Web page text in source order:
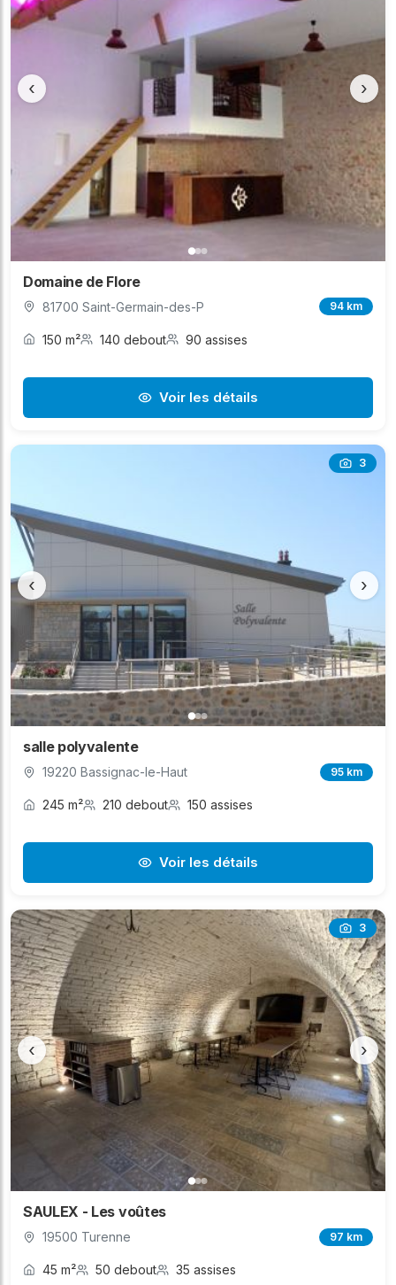
‹ ›
Domaine de Flore
81700 Saint-Germain-des-P 94 km
150 m² 140 debout 90 assises
Voir les détails
3
‹ ›
salle polyvalente
19220 Bassignac-le-Haut 95 km
245 m² 210 debout 150 assises
Voir les détails
3
‹ ›
SAULEX - Les voûtes
19500 Turenne 97 km
45 m² 50 debout 35 assises